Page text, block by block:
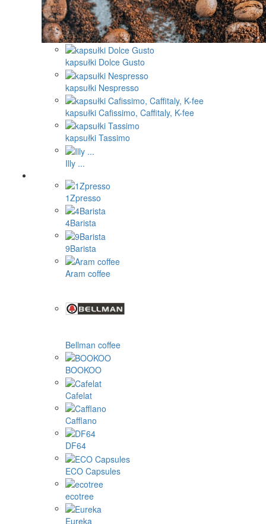
kapsułki Dolce Gusto
kapsułki Nespresso
kapsułki Cafissimo, Caffitaly, K-fee
kapsułki Tassimo
Illy ...
1Zpresso
4Barista
9Barista
Aram coffee
Bellman coffee
BOOKOO
Cafelat
Cafflano
DF64
ECO Capsules
ecotree
Eureka